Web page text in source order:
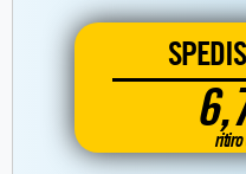
ritiro